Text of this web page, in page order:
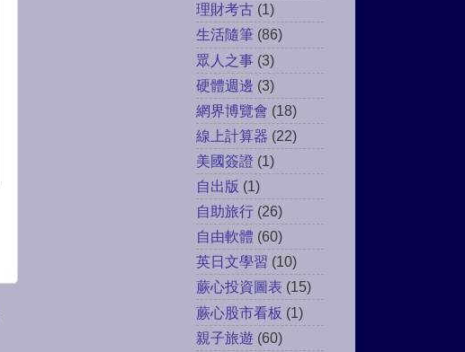
理財考古 (1)
生活隨筆 (86)
眾人之事 (3)
硬體週邊 (3)
網界博覽會 (18)
線上計算器 (22)
美國簽證 (1)
自出版 (1)
自助旅行 (26)
自由軟體 (60)
英日文學習 (10)
蕨心投資圖表 (15)
蕨心股市看板 (1)
親子旅遊 (60)